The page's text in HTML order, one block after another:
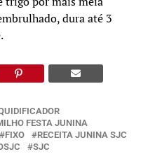
dura até 3
FESTA JUNINA
FIXO
RECEITA JUNINA SJC
SJC